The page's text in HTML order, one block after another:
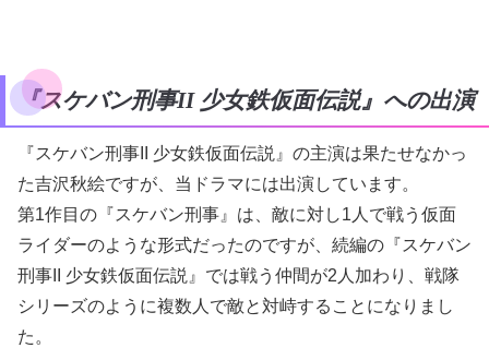
『スケバン刑事II 少女鉄仮面伝説』への出演
『スケバン刑事II 少女鉄仮面伝説』の主演は果たせなかっ
た吉沢秋絵ですが、当ドラマには出演しています。
第1作目の『スケバン刑事』は、敵に対し1人で戦う仮面
ライダーのような形式だったのですが、続編の『スケバン
刑事II 少女鉄仮面伝説』では戦う仲間が2人加わり、戦隊
シリーズのように複数人で敵と対峙することになりまし
た。